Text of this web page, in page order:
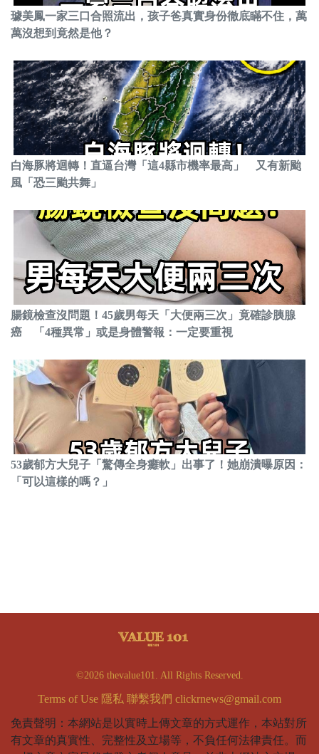
璩美鳳一家三口合照流出，孩子爸真實身份徹底瞞不住，萬
萬沒想到竟然是他？
白海豚將迴轉！直逼台灣「這4縣市機率最高」 又有新颱
風「恐三颱共舞」
腸鏡檢查沒問題！45歲男每天「大便兩三次」竟確診胰腺
癌 「4種異常」或是身體警報：一定要重視
53歲郁方大兒子「驚傳全身癱軟」出事了！她崩潰曝原因：
「可以這樣的嗎？」
©2026 thevalue101. All Rights Reserved.
Terms of Use 隱私 聯繫我們 clickrnews@gmail.com
免責聲明：本網站是以實時上傳文章的方式運作，本站對所
有文章的真實性、完整性及立場等，不負任何法律責任。而